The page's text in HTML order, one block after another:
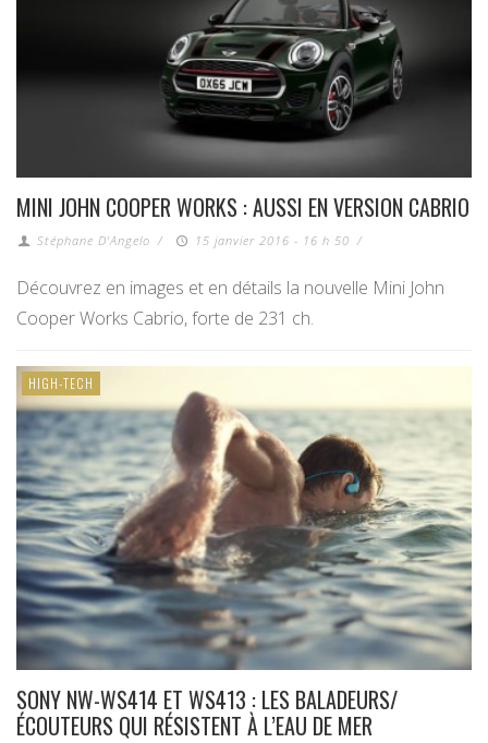
MINI JOHN COOPER WORKS : AUSSI EN VERSION CABRIO
Stéphane D'Angelo / 15 janvier 2016 - 16 h 50 /
Découvrez en images et en détails la nouvelle Mini John
Cooper Works Cabrio, forte de 231 ch.
HIGH-TECH
SONY NW-WS414 ET WS413 : LES BALADEURS/
ÉCOUTEURS QUI RÉSISTENT À L’EAU DE MER